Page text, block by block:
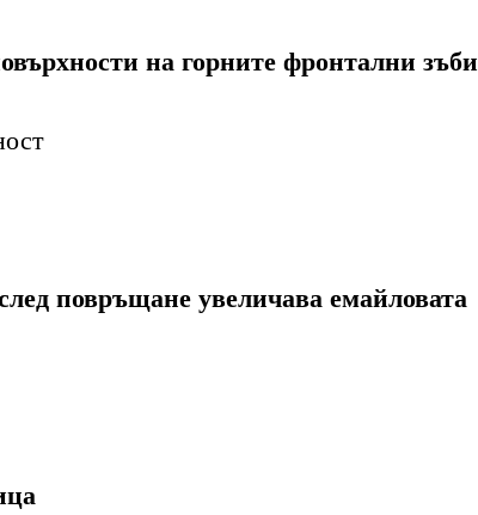
на горните фронтални зъби
повръщане увеличава емайловата